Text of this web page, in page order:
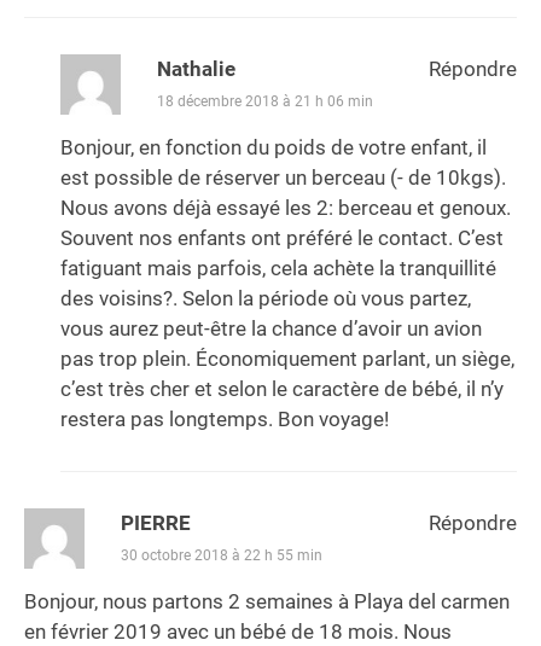
Nathalie
18 décembre 2018 à 21 h 06 min
Bonjour, en fonction du poids de votre enfant, il
est possible de réserver un berceau (- de 10kgs).
Nous avons déjà essayé les 2: berceau et genoux.
Souvent nos enfants ont préféré le contact. C’est
fatiguant mais parfois, cela achète la tranquillité
des voisins?. Selon la période où vous partez,
vous aurez peut-être la chance d’avoir un avion
pas trop plein. Économiquement parlant, un siège,
c’est très cher et selon le caractère de bébé, il n’y
restera pas longtemps. Bon voyage!
Répondre
PIERRE
30 octobre 2018 à 22 h 55 min
Bonjour, nous partons 2 semaines à Playa del carmen
en février 2019 avec un bébé de 18 mois. Nous
Répondre